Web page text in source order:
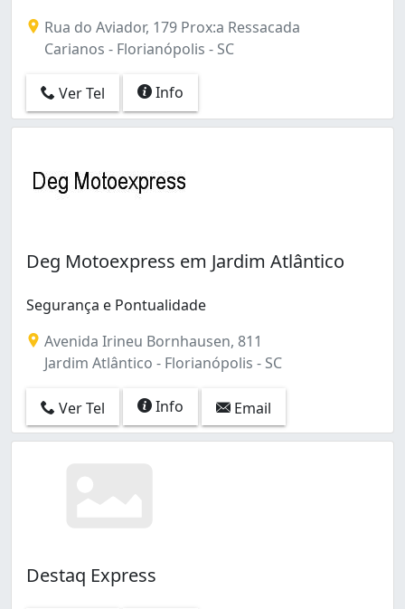
Rua do Aviador, 179 Prox:a Ressacada
Carianos - Florianópolis - SC
Ver Tel Info
Deg Motoexpress em Jardim Atlântico
Segurança e Pontualidade
Avenida Irineu Bornhausen, 811
Jardim Atlântico - Florianópolis - SC
Ver Tel Info Email
Destaq Express